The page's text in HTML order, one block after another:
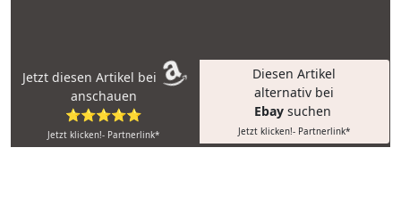
Jetzt diesen Artikel bei
anschauen
⭐⭐⭐⭐⭐
Jetzt klicken!- Partnerlink*
Diesen Artikel
alternativ bei
Ebay suchen
Jetzt klicken!- Partnerlink*